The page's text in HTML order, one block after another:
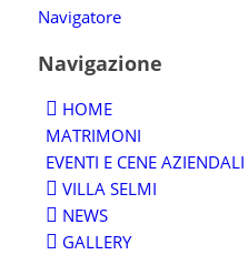
Navigatore
Navigazione
HOME
MATRIMONI
EVENTI E CENE AZIENDALI
VILLA SELMI
NEWS
GALLERY